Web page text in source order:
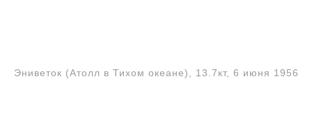
Эниветок (Атолл в Тихом океане), 13.7кт, 6 июня 1956